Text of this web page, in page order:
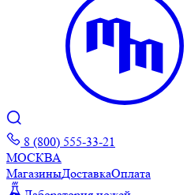
8 (800) 555-33-21
МОСКВА
МагазиныДоставкаОплата